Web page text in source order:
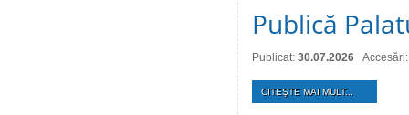
Publică
Publicat: 30.07.2026
CITEŞTE MAI MULT...